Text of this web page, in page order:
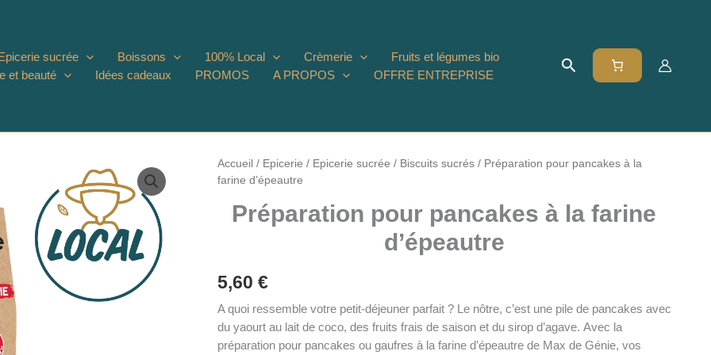
sucrée Boissons 100% Local Crèmerie
Fruits et légumes bio
et beauté Idées cadeaux PROMOS A PROPOS OFFRE ENTREPRISE
Rechercher
Accueil / Epicerie / Epicerie sucrée / Biscuits sucrés/ Préparation pour pancakes à la
farine d’épeautre
Préparation pour pancakes à la farine
d’épeautre
5,60 €
A quoi ressemble votre petit-déjeuner parfait ? Le nôtre, c’est une pile de pancakes avec
du yaourt au lait de coco, des fruits frais de saison et du sirop d’agave. Avec la
préparation pour pancakes ou gaufres à la farine d’épeautre de Max de Génie, vos